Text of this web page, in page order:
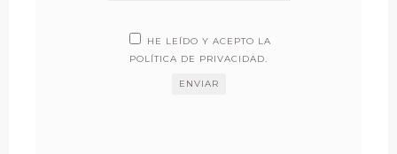
HE LEÍDO Y ACEPTO LA
POLÍTICA DE PRIVACIDAD.